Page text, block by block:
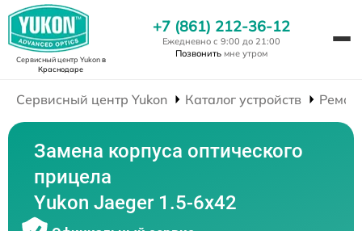
Сервисный центр Yukonв
Краснодаре
+7 (861) 212-36-12
Ежедневно с 9:00 до 21:00
Позвонить мне утром
Сервисный центр Yukon Каталог устройств
Замена корпуса оптического
прицела
Yukon Jaeger 1.5-6x42